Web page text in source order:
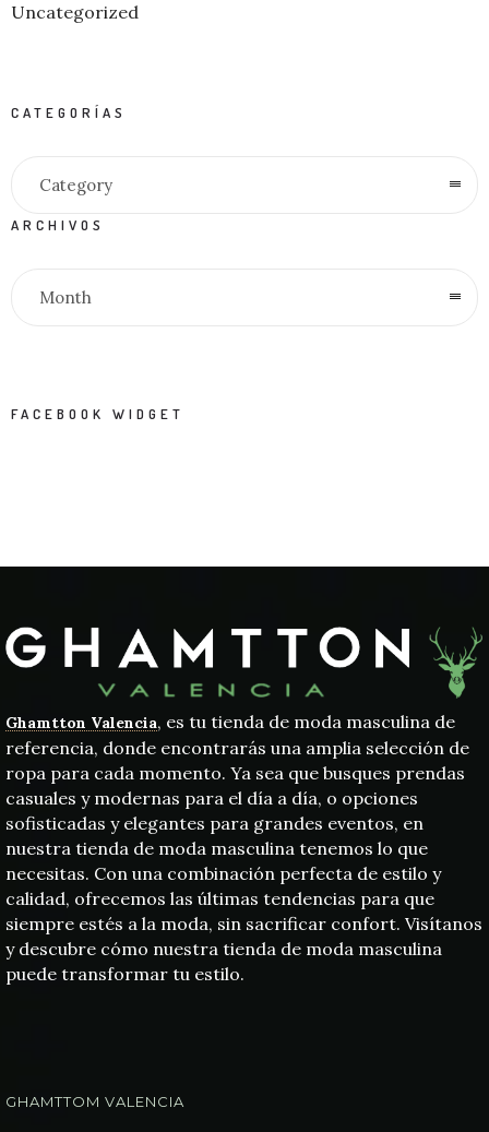
Uncategorized
CATEGORÍAS
Category
ARCHIVOS
Month
FACEBOOK WIDGET
Ghamtton Valencia, es tu tienda de moda masculina de
referencia, donde encontrarás una amplia selección de
ropa para cada momento. Ya sea que busques prendas
casuales y modernas para el día a día, o opciones
sofisticadas y elegantes para grandes eventos, en
nuestra tienda de moda masculina tenemos lo que
necesitas. Con una combinación perfecta de estilo y
calidad, ofrecemos las últimas tendencias para que
siempre estés a la moda, sin sacrificar confort. Visítanos
y descubre cómo nuestra tienda de moda masculina
puede transformar tu estilo.
GHAMTTOM VALENCIA